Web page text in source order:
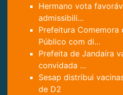
Hermano vota
admissibili...
Prefeitura Comemora
Público com di...
Prefeita de Jandaíra
convidada ...
Sesap distribui
de D2